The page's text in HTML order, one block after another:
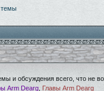
темы
и обсуждения всего, что не
Arm Dearg Главы Arm Dearg